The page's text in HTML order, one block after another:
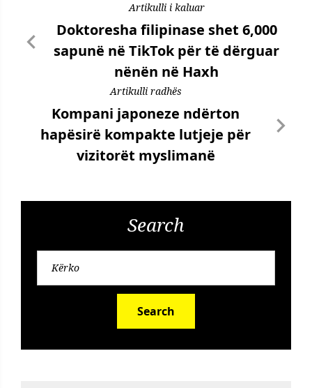
Artikulli i kaluar
Doktoresha filipinase shet 6,000
sapunë në TikTok për të dërguar
nënën në Haxh
Artikulli radhës
Kompani japoneze ndërton
hapësirë kompakte lutjeje për
vizitorët myslimanë
Search
Search